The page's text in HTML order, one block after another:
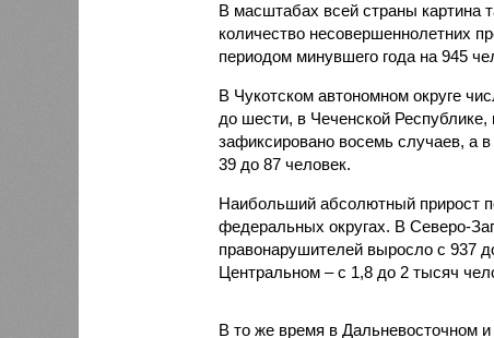
В масштабах всей страны картина
количество несовершеннолетних
периодом минувшего года на 945
В Чукотском автономном округе
до шести, в Чеченской
зафиксировано восемь случаев, а
39 до 87 человек.
Наибольший абсолютный прирост
федеральных округах. В Северо-
правонарушителей выросло с 937
Центральном – с 1,8 до 2 тысяч
В то же время в Дальневосточном